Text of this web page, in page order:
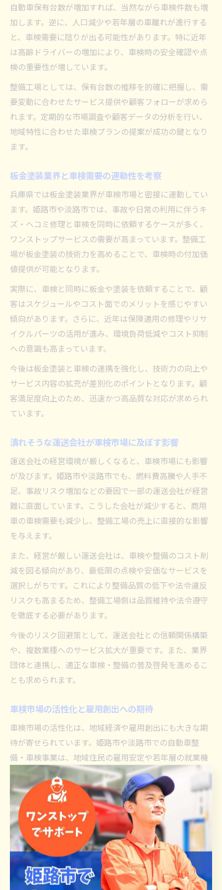
自動車保有台数が増加すれば、当然ながら車検件数も増
加します。逆に、人口減少や若年層の車離れが進行する
と、車検需要に陰りが出る可能性があります。特に近年
は高齢ドライバーの増加により、車検時の安全確認や点
検の重要性が増しています。
整備工場としては、保有台数の推移を的確に把握し、需
要変動に合わせたサービス提供や顧客フォローが求めら
れます。定期的な市場調査や顧客データの分析を行い、
地域特性に合わせた車検プランの提案が成功の鍵となり
ます。
板金塗装業界と車検需要の連動性を考察
兵庫県では板金塗装業界が車検市場と密接に連動してい
ます。姫路市や淡路市では、事故や日常の利用に伴うキ
ズ・ヘコミ修理と車検を同時に依頼するケースが多く、
ワンストップサービスの需要が高まっています。整備工
場が板金塗装の技術力を高めることで、車検時の付加価
値提供が可能となります。
実際に、車検と同時に板金や塗装を依頼することで、顧
客はスケジュールやコスト面でのメリットを感じやすい
傾向があります。さらに、近年は保険適用の修理やリサ
イクルパーツの活用が進み、環境負荷低減やコスト抑制
への意識も高まっています。
今後は板金塗装と車検の連携を強化し、技術力の向上や
サービス内容の拡充が差別化のポイントとなります。顧
客満足度向上のため、迅速かつ高品質な対応が求められ
ています。
潰れそうな運送会社が車検市場に及ぼす影響
運送会社の経営環境が厳しくなると、車検市場にも影響
が及びます。姫路市や淡路市でも、燃料費高騰や人手不
足、事故リスク増加などの要因で一部の運送会社が経営
難に直面しています。こうした会社が減少すると、商用
車の車検需要も減少し、整備工場の売上に直接的な影響
を与えます。
また、経営が厳しい運送会社は、車検や整備のコスト削
減を図る傾向があり、最低限の点検や安価なサービスを
選択しがちです。これにより整備品質の低下や法令違反
リスクも高まるため、整備工場側は品質維持や法令遵守
を徹底する必要があります。
今後のリスク回避策として、運送会社との信頼関係構築
や、複数業種へのサービス拡大が重要です。また、業界
団体と連携し、適正な車検・整備の普及啓発を進めるこ
とも求められます。
車検市場の活性化と雇用創出への期待
車検市場の活性化は、地域経済や雇用創出にも大きな期
待が寄せられています。姫路市や淡路市での自動車整
備・車検事業は、地域住民の雇用安定や若年層の就業機
会拡大に寄与しています。特に技術革新やIT化の進展に
より、新たな職種や専門スキルを持つ人材の需要が増加
しています。
車検市場が拡大することで、関連する板金塗装や部品販
売、保険業務など周辺産業への波及効果も期待できま
す。地域密着型のサービス提供や人材育成の取り組み
が、地域全体の産業活性化につながるでしょう。
今後は、女性やシニア層の積極的な活用、働き方改革へ